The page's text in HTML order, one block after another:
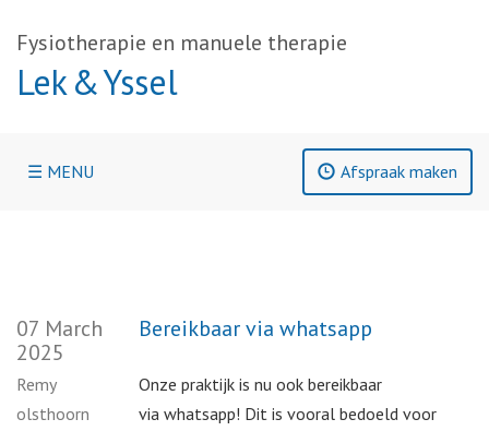
Fysiotherapie en manuele therapie
Lek & Yssel
☰ MENU Afspraak maken
07 March
2025
Remy
olsthoorn
Bereikbaar via whatsapp
Onze praktijk is nu ook bereikbaar
via whatsapp! Dit is vooral bedoeld voor